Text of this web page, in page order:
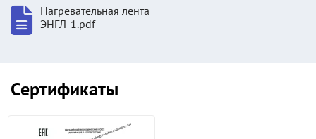
Нагревательная лента
ЭНГЛ-1.pdf
Сертификаты